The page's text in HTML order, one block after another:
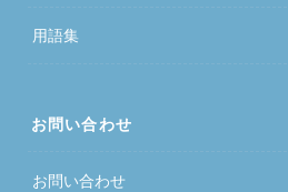
用語集
お問い合わせ
お問い合わせ